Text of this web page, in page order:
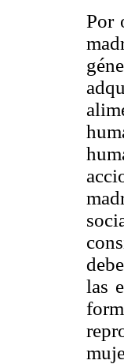
Por
las